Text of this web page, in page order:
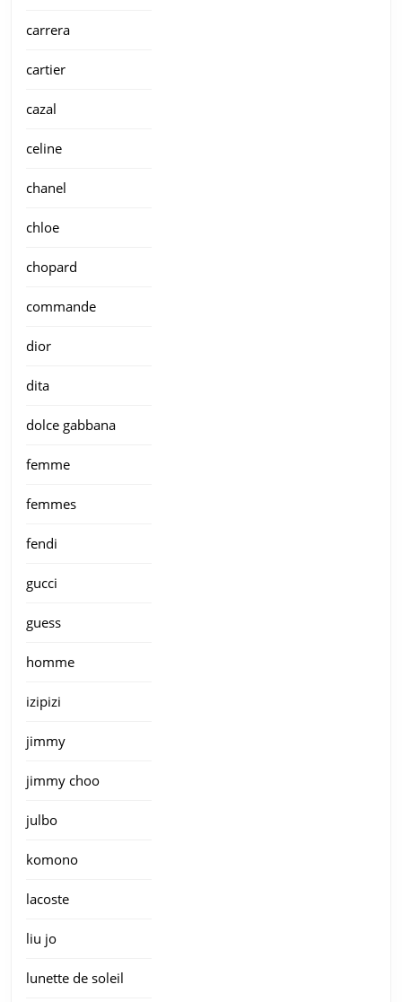
carrera
cartier
cazal
celine
chanel
chloe
chopard
commande
dior
dita
dolce gabbana
femme
femmes
fendi
gucci
guess
homme
izipizi
jimmy
jimmy choo
julbo
komono
lacoste
liu jo
lunette de soleil